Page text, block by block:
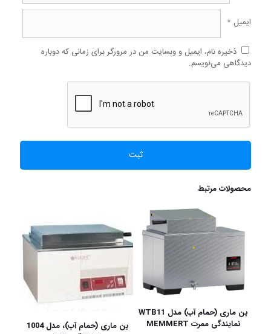
ایمیل *
ذخیره نام، ایمیل و وبسایت من در مرورگر برای زمانی که دوباره
دیدگاهی می‌نویسم.
محصولات مرتبط
بن ماری (حمام آب) مدل WTB11
نمایندگی ممرت MEMMERT
بن ماری (حمام آب)، مدل 1004